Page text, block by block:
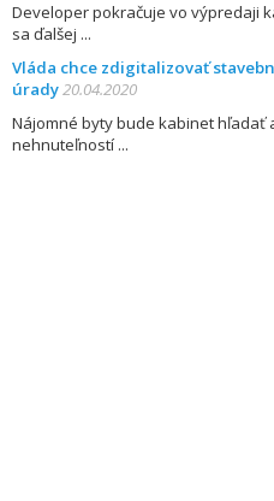
Developer pokračuje vo výpredaji
sa ďalšej
Vláda chce zdigitalizovať
úrady20.04.2020
Nájomné byty bude kabinet hľadať
nehnuteľností